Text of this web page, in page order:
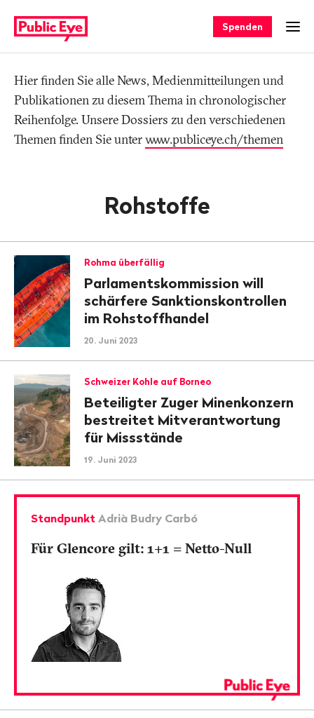
auf
publiceye.ch
Spenden
Tag
Hier finden Sie alle News, Medienmitteilungen und
Publikationen zu diesem Thema in chronologischer
Reihenfolge. Unsere Dossiers zu den verschiedenen
Themen finden Sie unterwww.publiceye.ch/themen
Rohstoffe
Rohma überfällig
Parlamentskommission will
schärfere Sanktionskontrollen
im Rohstoffhandel
20. Juni 2023
Schweizer Kohle auf Borneo
Beteiligter Zuger Minenkonzern
bestreitet Mitverantwortung
für Missstände
19. Juni 2023
Standpunkt Adrià Budry Carbó
Für Glencore gilt: 1+1 = Netto-Null